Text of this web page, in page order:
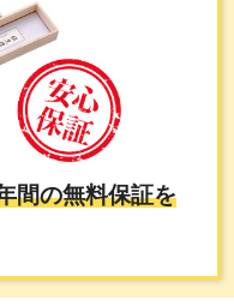
間の無料保証を